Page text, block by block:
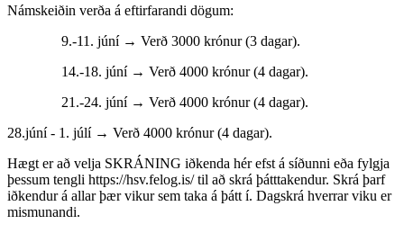
Námskeiðin verða á eftirfarandi dögum:
9.-11. júní → Verð 3000 krónur (3 dagar).
14.-18. júní → Verð 4000 krónur (4 dagar).
21.-24. júní → Verð 4000 krónur (4 dagar).
28.júní - 1. júlí → Verð 4000 krónur (4 dagar).
Hægt er að velja SKRÁNING iðkenda hér efst á síðunni eða fylgja
þessum tengli https://hsv.felog.is/ til að skrá þátttakendur. Skrá þarf
iðkendur á allar þær vikur sem taka á þátt í. Dagskrá hverrar viku er
mismunandi.